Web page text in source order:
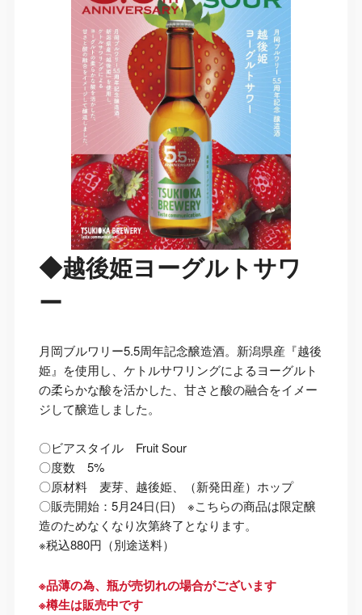
◆越後姫ヨーグルトサワ
ー
月岡ブルワリー5.5周年記念醸造酒。新潟県産『越後
姫』を使用し、ケトルサワリングによるヨーグルト
の柔らかな酸を活かした、甘さと酸の融合をイメー
ジして醸造しました。
〇ビアスタイル Fruit Sour
〇度数 5%
〇原材料 麦芽、越後姫、（新発田産）ホップ
〇販売開始：5月24日(日) ※こちらの商品は限定醸
造のためなくなり次第終了となります。
※税込880円（別途送料）
※品薄の為、瓶が売切れの場合がございます
※樽生は販売中です